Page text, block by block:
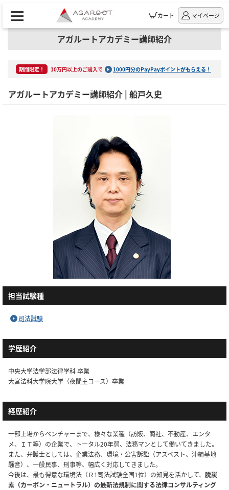
カート マイページ
アガルートアカデミー講師紹介
期間限定！ 10万円以上のご購入で 1000円分のPayPayポイントがもらえる！
アガルートアカデミー講師紹介 | 船戸久史
担当試験種
司法試験
学歴紹介
中央大学法学部法律学科 卒業
大宮法科大学院大学（夜間主コース）卒業
経歴紹介
一部上場からベンチャーまで、様々な業種（訪販、商社、不動産、エンタ
メ、ＩＴ等）の企業で、トータル20年弱、法務マンとして働いてきました。
また、弁護士としては、企業法務、環境・公害訴訟（アスベスト、沖縄基地
騒音）、一般民事、刑事等、幅広く対応してきました。
今後は、最も得意な環境法（Ｒ1司法試験全国1位）の知見を活かして、 脱炭
素（カーボン・ニュートラル）の最新法規制に関する法律コンサルティング